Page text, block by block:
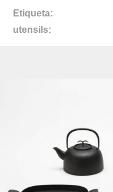
Etiqueta
utensils